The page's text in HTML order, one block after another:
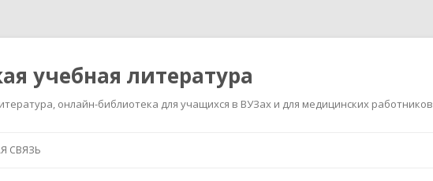
учебная литература
онлайн-библиотека для учащихся в ВУЗах и для медицинских работников
СВЯЗЬ